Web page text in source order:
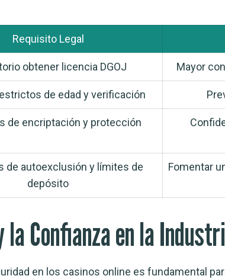
Requisito Legal
obtener licencia DGOJ Mayor
de edad y verificación
de encriptación y protección
de autoexclusión y límites de
depósito
Fomentar
Confianza en la
en los casinos online es fundamental